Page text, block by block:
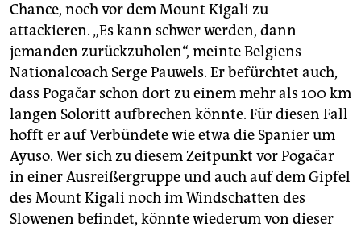
Chance, noch vor dem Mount Kigali zu
attackieren. „Es kann schwer werden, dann
jemanden zurückzuholen“, meinte Belgiens
Nationalcoach Serge Pauwels. Er befürchtet auch,
dass Pogačar schon dort zu einem mehr als 100 km
langen Soloritt aufbrechen könnte. Für diesen Fall
hofft er auf Verbündete wie etwa die Spanier um
Ayuso. Wer sich zu diesem Zeitpunkt vor Pogačar
in einer Ausreißergruppe und auch auf dem Gipfel
des Mount Kigali noch im Windschatten des
Slowenen befindet, könnte wiederum von dieser